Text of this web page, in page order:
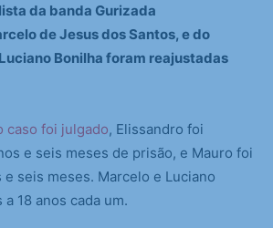
da banda Gurizada
de Jesus dos Santos, e do
Bonilha foram reajustadas
caso foi julgado, Elissandro foi
e seis meses de prisão, e Mauro foi
e seis meses. Marcelo e Luciano
18 anos cada um.